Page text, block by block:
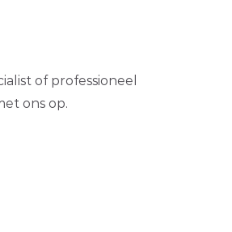
of professioneel
ons op.